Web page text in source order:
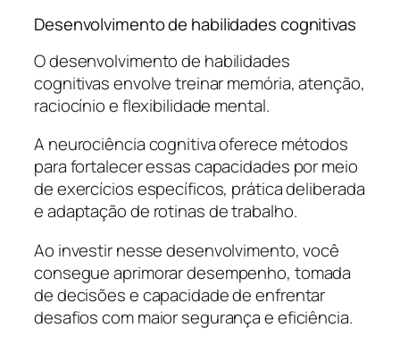
Desenvolvimento de habilidades cognitivas
O desenvolvimento de habilidades
cognitivas envolve treinar memória, atenção,
raciocínio e flexibilidade mental.
A neurociência cognitiva oferece métodos
para fortalecer essas capacidades por meio
de exercícios específicos, prática deliberada
e adaptação de rotinas de trabalho.
Ao investir nesse desenvolvimento, você
consegue aprimorar desempenho, tomada
de decisões e capacidade de enfrentar
desafios com maior segurança e eficiência.